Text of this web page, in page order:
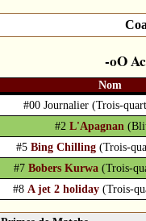
Nom
#00 Journalier (Trois-
#2 L'Apagnan
#5 Bing Chilling (Trois-
#7 Bobers Kurwa (Trois-
#8 A jet 2 holiday (Trois-